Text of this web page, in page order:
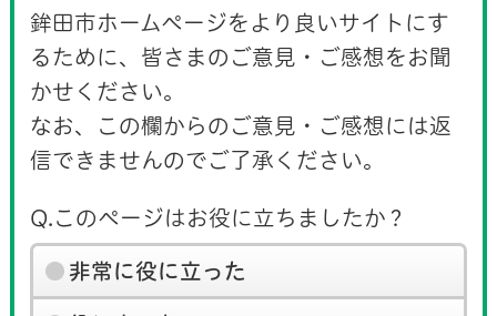
鉾田市ホームページをより良いサイトにす
るために、皆さまのご意見・ご感想をお聞
かせください。
なお、この欄からのご意見・ご感想には返
信できませんのでご了承ください。
Q.このページはお役に立ちましたか？
非常に役に立った